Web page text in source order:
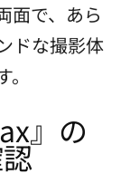
面で、あら
ドな撮影体
』の